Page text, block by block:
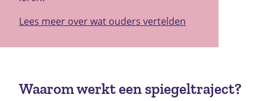
Lees meer over wat ouders vertelden
Waarom werkt een spiegeltraject?